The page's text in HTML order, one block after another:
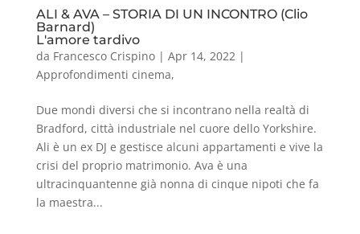
ALI & AVA – STORIA DI UN INCONTRO (Clio
Barnard)
L'amore tardivo
da Francesco Crispino| Apr 14, 2022|
Approfondimenti cinema,
Due mondi diversi che si incontrano nella realtà di
Bradford, città industriale nel cuore dello Yorkshire.
Ali è un ex DJ e gestisce alcuni appartamenti e vive la
crisi del proprio matrimonio. Ava è una
ultracinquantenne già nonna di cinque nipoti che fa
la maestra...